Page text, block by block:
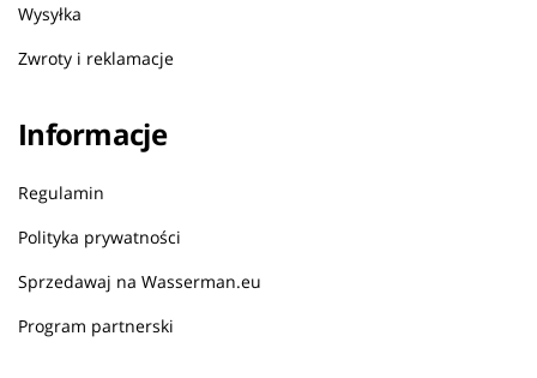
Wysyłka
Zwroty i reklamacje
Informacje
Regulamin
Polityka prywatności
Sprzedawaj na Wasserman.eu
Program partnerski